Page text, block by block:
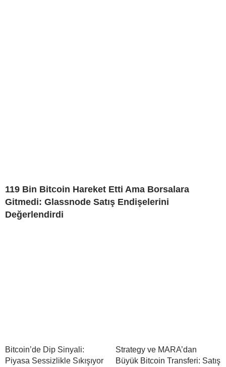
119 Bin Bitcoin Hareket Etti Ama Borsalara
Gitmedi: Glassnode Satış Endişelerini
Değerlendirdi
Bitcoin’de Dip Sinyali:
Piyasa Sessizlikle Sıkışıyor
Strategy ve MARA’dan
Büyük Bitcoin Transferi: Satış